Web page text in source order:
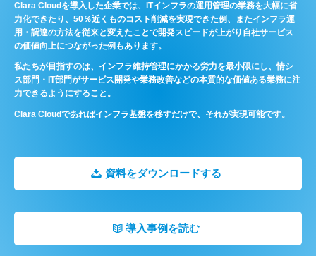
Clara Cloudを導入した企業では、ITインフラの運用管理の業務を大幅に省
力化できたり、50％近くものコスト削減を実現できた例、またインフラ運
用・調達の方法を従来と変えたことで開発スピードが上がり自社サービス
の価値向上につながった例もあります。
私たちが目指すのは、インフラ維持管理にかかる労力を最小限にし、情シ
ス部門・IT部門がサービス開発や業務改善などの本質的な価値ある業務に注
力できるようにすること。
Clara Cloudであればインフラ基盤を移すだけで、それが実現可能です。
資料をダウンロードする
導入事例を読む